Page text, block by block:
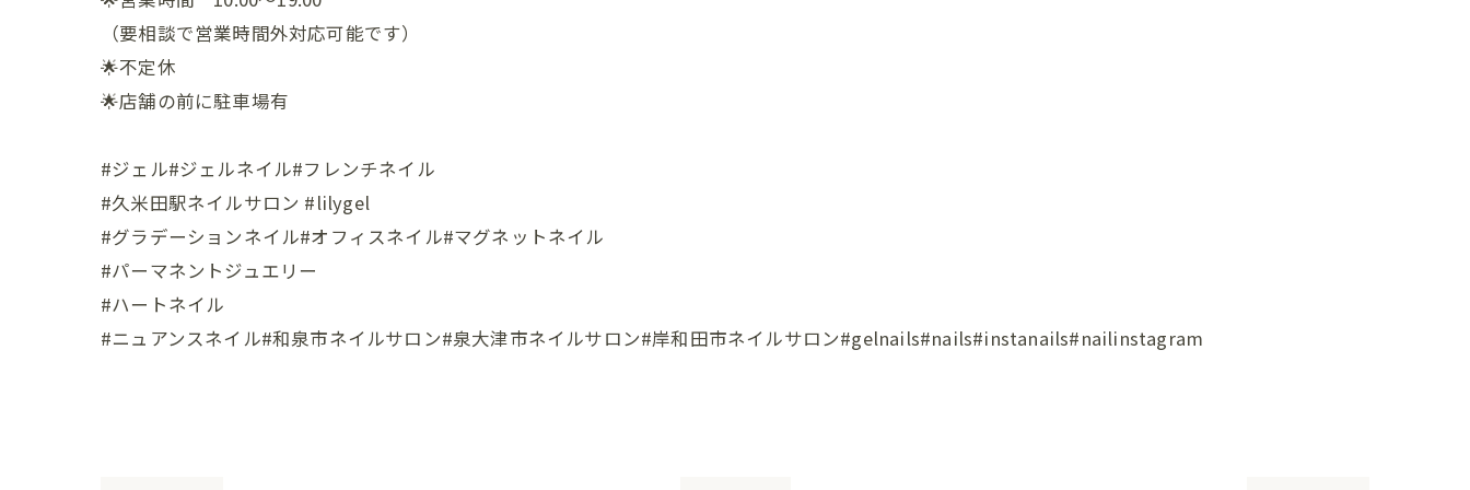
（要相談で営業時間外対応可能です）
🌟不定休
🌟店舗の前に駐車場有
#ジェル#ジェルネイル#フレンチネイル
#久米田駅ネイルサロン #lilygel
#グラデーションネイル#オフィスネイル#マグネットネイル
#パーマネントジュエリー
#ハートネイル
#ニュアンスネイル#和泉市ネイルサロン#泉大津市ネイルサロン#岸和田市ネイルサロン#gelnails#nails#instanails#nailinstagram